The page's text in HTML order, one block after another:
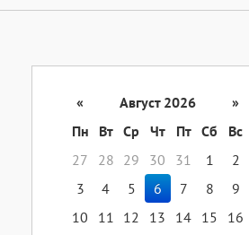
« Август 2026
»
Пн
Вт Ср Чт Пт Сб
Вс
27
28 29 30 31 1
2
3
4 5 6 7 8
9
10
11 12 13 14 15
16